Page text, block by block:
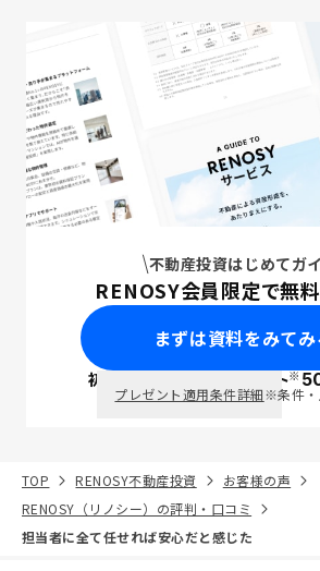
不動産投資はじめてガ
RENOSY会員限定で無料
まずは資料をみてみ
初回面談で ポイント※
プレゼント適用条件詳細※条件・
TOP RENOSY不動産投資
お客様の声
RENOSY（リノシー）の評判・口コミ
担当者に全て任せれば安心だと感じた